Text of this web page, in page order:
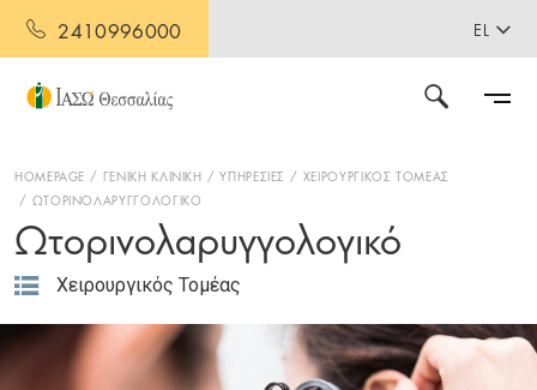
2410996000 EL
HOMEPAGE ΓΕΝΙΚΗ ΚΛΙΝΙΚΗ ΥΠΗΡΕΣΙΕΣ
ΧΕΙΡΟΥΡΓΙΚΟΣ ΤΟΜΕΑΣ
ΩΤΟΡΙΝΟΛΑΡΥΓΓΟΛΟΓΙΚΟ
Ωτορινολαρυγγολογικό
Χειρουργικός Τομέας